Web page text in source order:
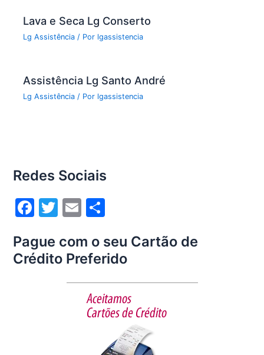
Lava e Seca Lg Conserto
Lg Assistência / Por lgassistencia
Assistência Lg Santo André
Lg Assistência / Por lgassistencia
Redes Sociais
F
c
e
T
itt
er
E
ai
l
ar
e
Pague com o seu Cartão de
Crédito Preferido